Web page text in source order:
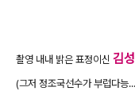
촬영 내내 밝은 표정이신 김
(그저 정조국선수가 부럽다능